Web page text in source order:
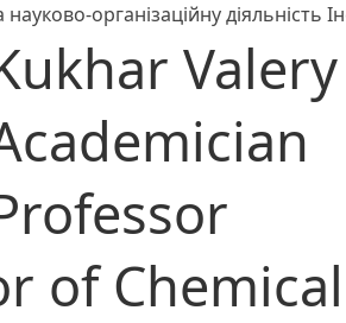
організаційну діяльність
Valery
of